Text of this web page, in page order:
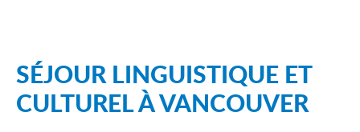
SÉJOUR LINGUISTIQUE ET
CULTUREL À VANCOUVER